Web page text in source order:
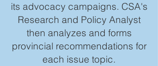
its advocacy campaigns. CSA's
Research and Policy Analyst
then analyzes and forms
provincial recommendations for
each issue topic.